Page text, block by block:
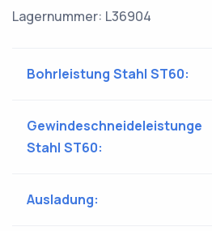
Lagernummer: L36904
Bohrleistung Stahl ST60:
Gewindeschneideleistunge
Stahl ST60:
Ausladung: